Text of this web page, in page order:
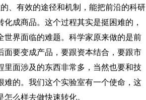
、有效的途径和机制，能把前沿的科研
成商品。这个过程其实是挺困难的，
界面临的难题。科学家原来做的是前
要变成产品，要跟资本结合，要跟市
面涉及的东西非常多，当然也要和技
的。我们这个实验室有一个使命，这
么样去做快速转化。